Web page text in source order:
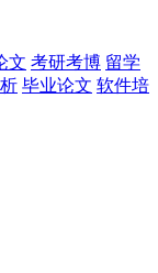
文 考研考博 留学
毕业论文 软件培